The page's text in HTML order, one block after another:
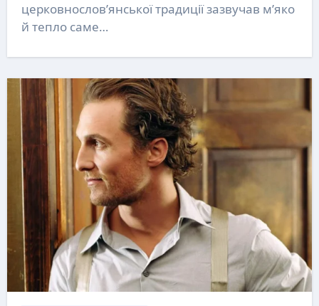
церковнослов’янської традиції зазвучав м’яко
й тепло саме…